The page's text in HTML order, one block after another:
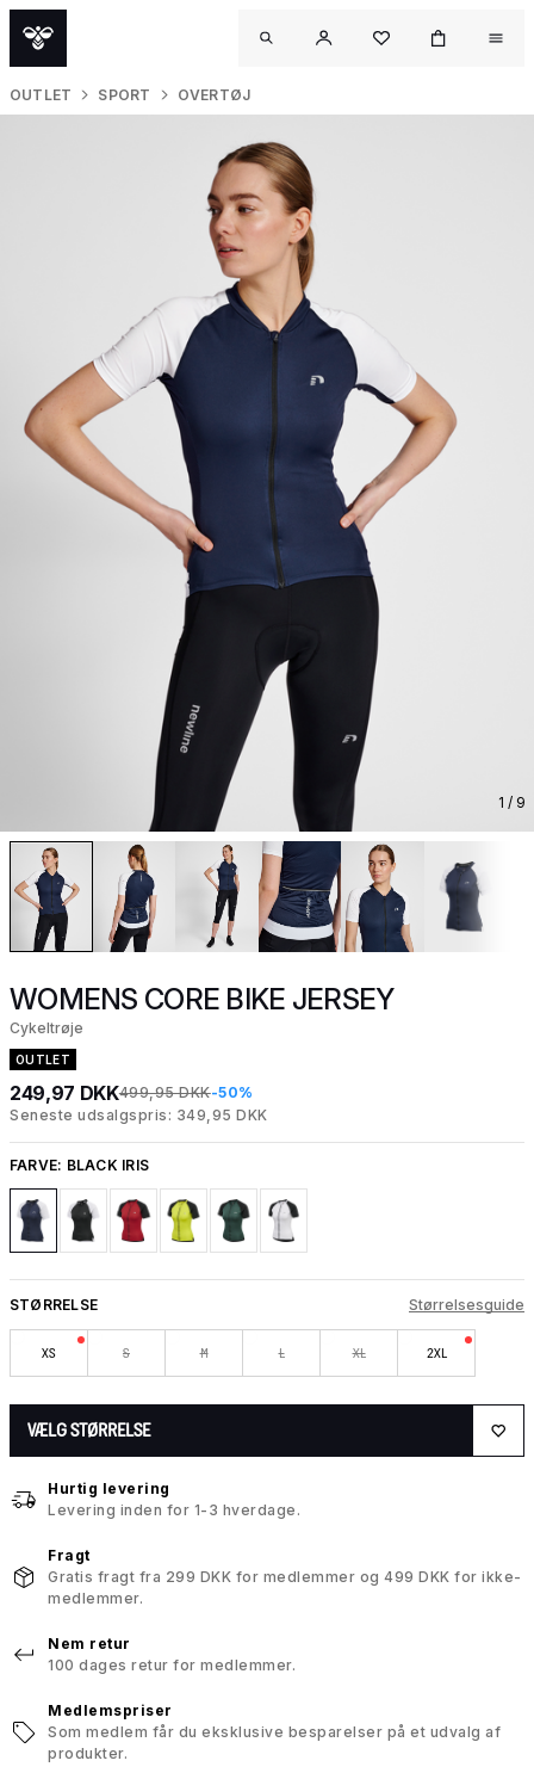
OUTLET SPORT OVERTØJ
1 / 9
WOMENS CORE BIKE JERSEY
Cykeltrøje
OUTLET
249,97 DKK499,95 DKK-50%
Seneste udsalgspris: 349,95 DKK
FARVE: BLACK IRIS
STØRRELSE Størrelsesguide
XS S M L XL 2XL
VÆLG STØRRELSE
Hurtig levering
Levering inden for 1-3 hverdage.
Fragt
Gratis fragt fra 299 DKK for medlemmer og 499 DKK for ikke-
medlemmer.
Nem retur
100 dages retur for medlemmer.
Medlemspriser
Som medlem får du eksklusive besparelser på et udvalg af
produkter.